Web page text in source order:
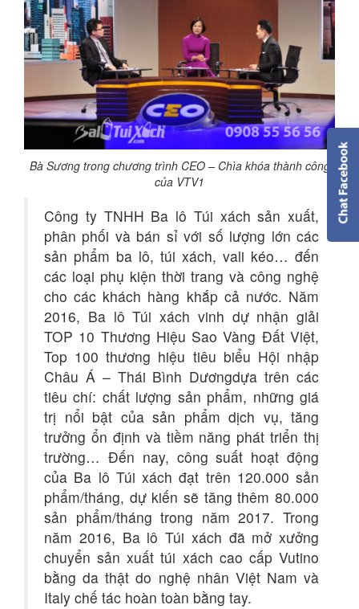
Bà Sương trong chương trình CEO – Chìa khóa thành công
của VTV1
Công ty TNHH Ba lô Túi xách sản xuất,
phân phối và bán sỉ với số lượng lớn các
sản phẩm ba lô, túi xách, vali kéo… đến
các loại phụ kiện thời trang và công nghệ
cho các khách hàng khắp cả nước. Năm
2016, Ba lô Túi xách vinh dự nhận giải
TOP 10 Thương Hiệu Sao Vàng Đất Việt,
Top 100 thương hiệu tiêu biểu Hội nhập
Châu Á – Thái Bình Dươngdựa trên các
tiêu chí: chất lượng sản phẩm, những giá
trị nổi bật của sản phẩm dịch vụ, tăng
trưởng ổn định và tiềm năng phát triển thị
trường… Đến nay, công suất hoạt động
của Ba lô Túi xách đạt trên 120.000 sản
phẩm/tháng, dự kiến sẽ tăng thêm 80.000
sản phẩm/tháng trong năm 2017. Trong
năm 2016, Ba lô Túi xách đã mở xưởng
chuyển sản xuất túi xách cao cấp Vutino
bằng da thật do nghệ nhân Việt Nam và
Italy chế tác hoàn toàn bằng tay.